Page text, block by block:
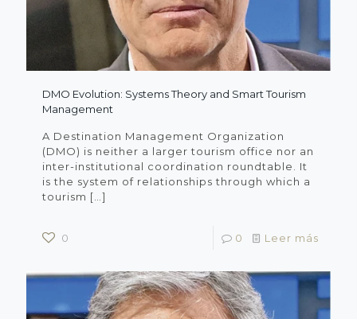
DMO Evolution: Systems Theory and Smart Tourism
Management
A Destination Management Organization
(DMO) is neither a larger tourism office nor an
inter-institutional coordination roundtable. It
is the system of relationships through which a
tourism […]
0 0 Leer más